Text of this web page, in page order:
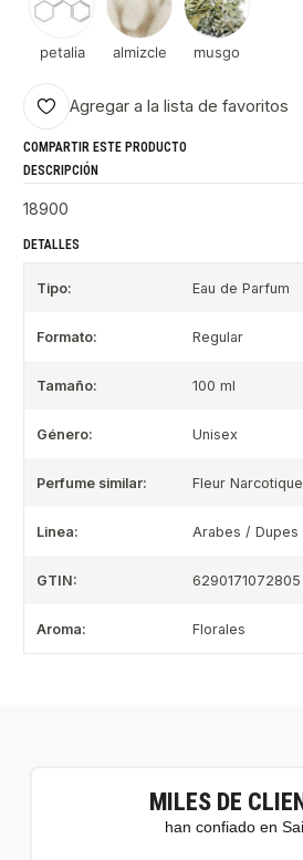
petalia almizcle musgo
Agregar a la lista de favoritos
COMPARTIR ESTE PRODUCTO
DESCRIPCIÓN
18900
DETALLES
Tipo: Eau de Parfum
Formato: Regular
Tamaño: 100 ml
Género: Unisex
Perfume similar: Fleur
Linea: Arabes / Dupes
GTIN: 6290171072805
Aroma: Florales
MILES DE
han confiado en